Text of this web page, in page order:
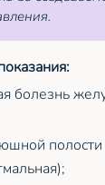
болезнь
полости